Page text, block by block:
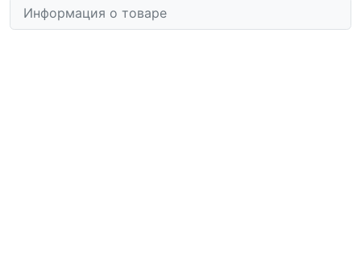
Информация о товаре